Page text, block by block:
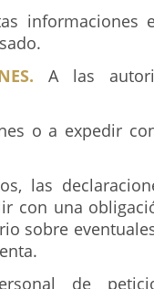
informaciones
A las
o a expedir
las
con una
sobre
de